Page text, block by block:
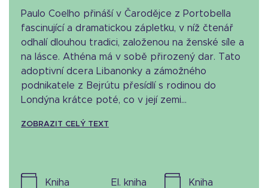
Paulo Coelho přináší v Čarodějce z Portobella
fascinující a dramatickou zápletku, v níž čtenář
odhalí dlouhou tradici, založenou na ženské síle a
na lásce. Athéna má v sobě přirozený dar. Tato
adoptivní dcera Libanonky a zámožného
podnikatele z Bejrútu přesídlí s rodinou do
Londýna krátce poté, co v její zemi...
ZOBRAZIT CELÝ TEXT
kniha el. kniha kniha